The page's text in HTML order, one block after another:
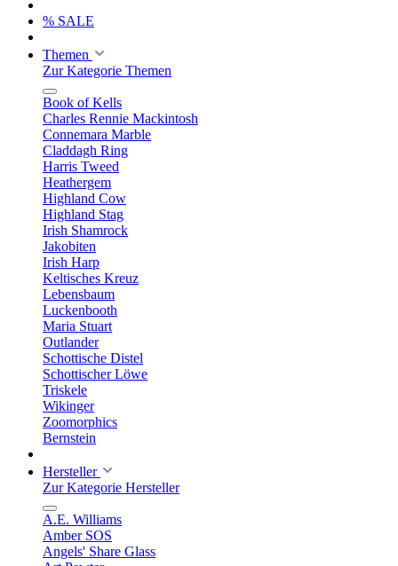
% SALE
Themen
Zur Kategorie Themen
Book of Kells
Charles Rennie Mackintosh
Connemara Marble
Claddagh Ring
Harris Tweed
Heathergem
Highland Cow
Highland Stag
Irish Shamrock
Jakobiten
Irish Harp
Keltisches Kreuz
Lebensbaum
Luckenbooth
Maria Stuart
Outlander
Schottische Distel
Schottischer Löwe
Triskele
Wikinger
Zoomorphics
Bernstein
Hersteller
Zur Kategorie Hersteller
A.E. Williams
Amber SOS
Angels' Share Glass